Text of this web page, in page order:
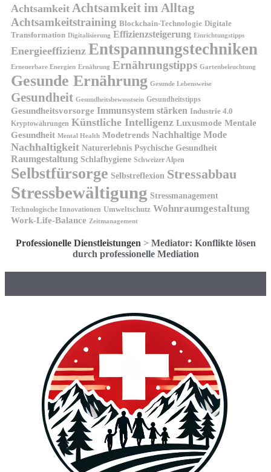
Achtsamkeit Achtsamkeit im Alltag
Achtsamkeitstraining Blockchain-Technologie Digitale
Transformation Digitalisierung Effizienzsteigerung Einrichtungstipps
Energieeffizienz Entspannungstechniken
Erneuerbare Energien Ernährung Ernährungstipps Gartenbeleuchtung
Gesunde Ernährung Gesunde Lebensweise
Gesundheit Gesundheitsbewusstsein Gesundheitstipps
Gesundheitsvorsorge Immunsystem stärken Industrie 4.0
Kryptowährungen Künstliche Intelligenz Luxusmode Mentale
Gesundheit Mental Health Modetrends Nachhaltige Mode
Nachhaltigkeit Naturerlebnis Psychische Gesundheit
Raumgestaltung Schlafhygiene Schweizer Alpen
Selbstfürsorge Selbstreflexion Stressabbau
Stressbewältigung Stressmanagement
Technologische Innovationen Umweltschutz Wohnraumgestaltung
Work-Life-Balance Zeitmanagement
Professionelle Dienstleistungen > Mediator: Konflikte lösen
durch professionelle Mediation